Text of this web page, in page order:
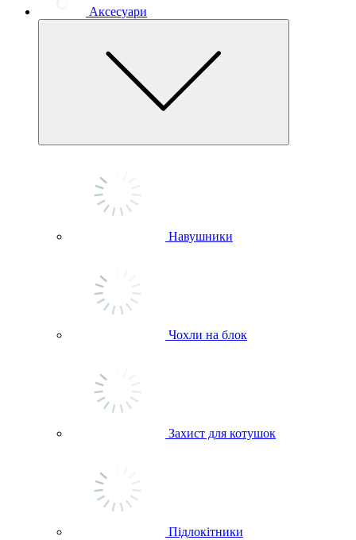
Аксесуари
Навушники
Чохли на блок
Захист для котушок
Підлокітники